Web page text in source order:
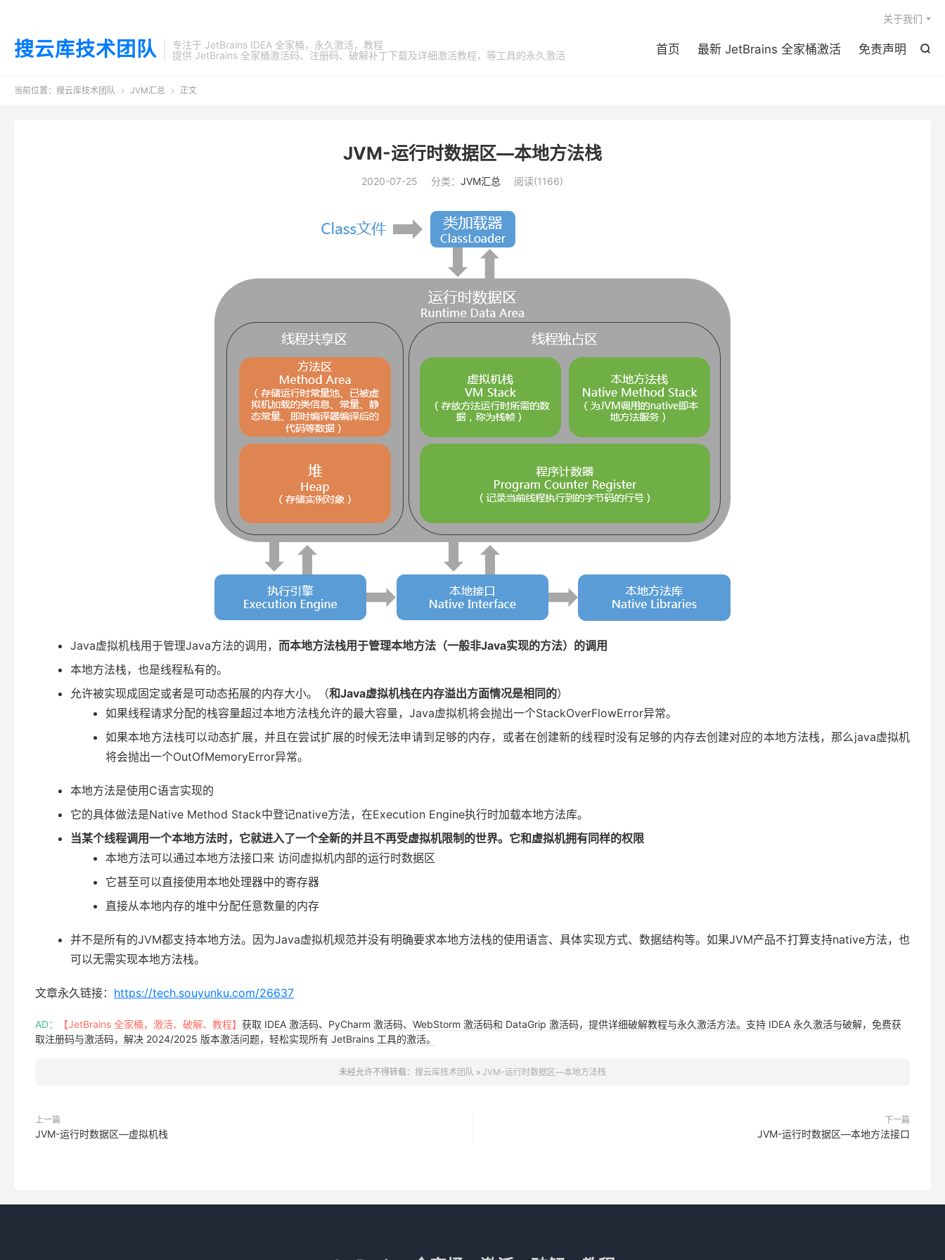
搜云库技术团队
专注于 JetBrains IDEA 全家桶，永久激活，教程
提供 JetBrains 全家桶激活码、注册码、破解补丁下载及详细激活教程，等工具的永久激活

首页 最新 JetBrains 全家桶激活 免责声明
关于我们
当前位置： 搜云库技术团队  JVM汇总  正文
JVM-运行时数据区—本地方法栈
2020-07-25 分类： JVM汇总 阅读(1166)
Java虚拟机栈用于管理Java方法的调用， 而本地方法栈用于管理本地方法（一般非Java实现的方法）的调用
本地方法栈，也是线程私有的。
允许被实现成固定或者是可动态拓展的内存大小。（和Java虚拟机栈在内存溢出方面情况是相同的）
如果线程请求分配的栈容量超过本地方法栈允许的最大容量，Java虚拟机将会抛出一个StackOverFlowError异常。
如果本地方法栈可以动态扩展，并且在尝试扩展的时候无法申请到足够的内存，或者在创建新的线程时没有足够的内存去创建对应的本地方法栈，那么java虚拟机
将会抛出一个OutOfMemoryError异常。
本地方法是使用C语言实现的
它的具体做法是Native Method Stack中登记native方法，在Execution Engine执行时加载本地方法库。
当某个线程调用一个本地方法时，它就进入了一个全新的并且不再受虚拟机限制的世界。它和虚拟机拥有同样的权限
本地方法可以通过本地方法接口来 访问虚拟机内部的运行时数据区
它甚至可以直接使用本地处理器中的寄存器
直接从本地内存的堆中分配任意数量的内存
并不是所有的JVM都支持本地方法。因为Java虚拟机规范并没有明确要求本地方法栈的使用语言、具体实现方式、数据结构等。如果JVM产品不打算支持native方法，也
可以无需实现本地方法栈。
文章永久链接： https://tech.souyunku.com/26637
AD： 【JetBrains 全家桶，激活、破解、教程】 获取 IDEA 激活码、PyCharm 激活码、WebStorm 激活码和 DataGrip 激活码，提供详细破解教程与永久激活方法。支持 IDEA 永久激活与破解，免费获
取注册码与激活码，解决 2024/2025 版本激活问题，轻松实现所有 JetBrains 工具的激活。
未经允许不得转载： 搜云库技术团队 » JVM-运行时数据区—本地方法栈
上一篇
JVM-运行时数据区—虚拟机栈
下一篇
JVM-运行时数据区—本地方法接口